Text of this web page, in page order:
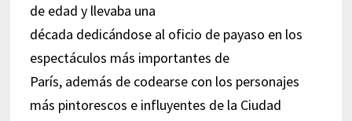
de edad y llevaba una
década dedicándose al oficio de payaso en los
espectáculos más importantes de
París, además de codearse con los personajes
más pintorescos e influyentes de la Ciudad